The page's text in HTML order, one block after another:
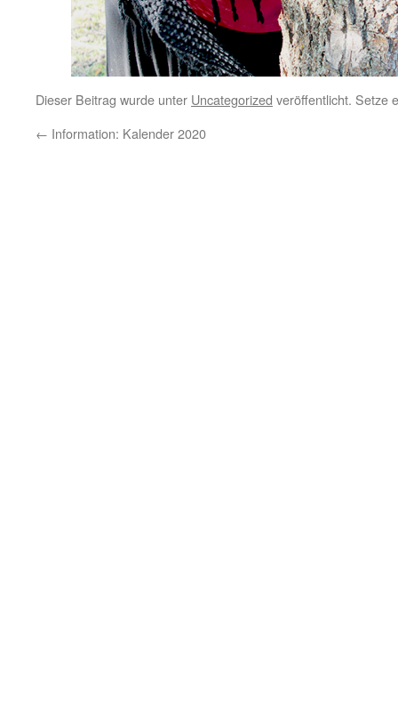
Dieser Beitrag wurde unter Uncategorized veröffentlicht. Setze
← Information: Kalender 2020